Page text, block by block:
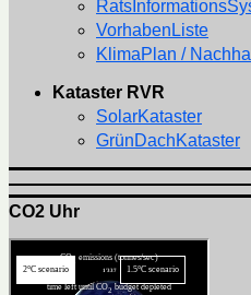
VorhabenListe
KlimaPlan /
Kataster RVR
SolarKataster
GrünDachKataster
CO2 Uhr